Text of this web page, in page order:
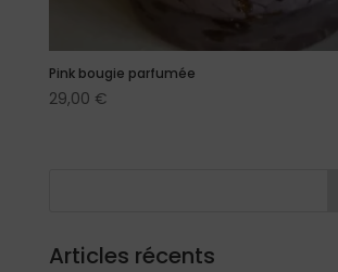
Pink bougie parfumée
29,00 €
Articles récents